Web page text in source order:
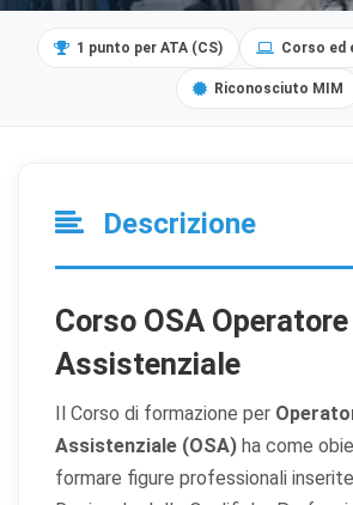
1 punto per ATA (CS) Corso ed
Riconosciuto MIM
Descrizione
Corso OSA
Assistenziale
Il Corso di formazione per
Assistenziale (OSA) ha come
formare figure professionali